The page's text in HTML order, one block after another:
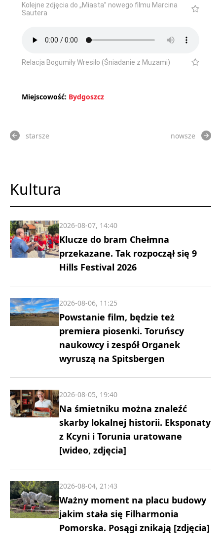
Kolejne zdjęcia do „Miasta” nowego filmu Marcina
Sautera
Relacja Bogumiły Wresiło (Śniadanie z Muzami)
Miejscowość: Bydgoszcz
starsze nowsze
Kultura
Klucze do bram Chełmna
przekazane. Tak rozpoczął się 9
Hills Festival 2026
2026-08-07, 14:40
Powstanie film, będzie też
premiera piosenki. Toruńscy
naukowcy i zespół Organek
wyruszą na Spitsbergen
2026-08-06, 11:25
Na śmietniku można znaleźć
skarby lokalnej historii. Eksponaty
z Kcyni i Torunia uratowane
[wideo, zdjęcia]
2026-08-05, 19:40
Ważny moment na placu budowy
jakim stała się Filharmonia
Pomorska. Posągi znikają [zdjęcia]
2026-08-04, 21:43